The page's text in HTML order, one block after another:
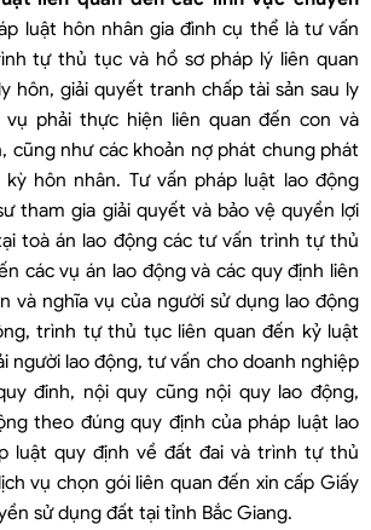
luật hôn nhân gia đình cụ thể là tư vấn
tự thủ tục và hồ sơ pháp lý liên quan
hôn, giải quyết tranh chấp tài sản sau ly
vụ phải thực hiện liên quan đến con và
cũng như các khoản nợ phát chung phát
hôn nhân. Tư vấn pháp luật lao động
tham gia giải quyết và bảo vệ quyền lợi
toà án lao động các tư vấn trình tự thủ
các vụ án lao động và các quy định liên
và nghĩa vụ của người sử dụng lao động
trình tự thủ tục liên quan đến kỷ luật
người lao động, tư vấn cho doanh nghiệp
đinh, nội quy cũng nội quy lao động,
theo đúng quy định của pháp luật lao
luật quy định về đất đai và trình tự thủ
vụ chọn gói liên quan đến xin cấp Giấy
sử dụng đất tại tỉnh Bắc Giang.